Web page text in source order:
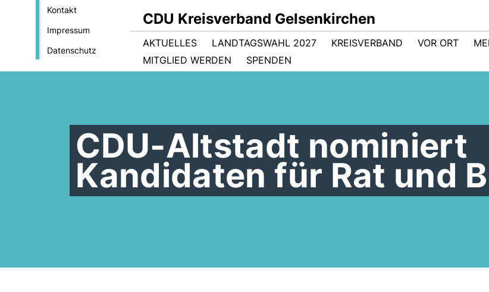
Kontakt
Impressum
Datenschutz
CDU Kreisverband Gelsenkirchen
AKTUELLES LANDTAGSWAHL 2027 KREISVERBAND VOR ORT
MITGLIED WERDEN
SPENDEN
CDU-Altstadt nominiert
Kandidaten für Rat und